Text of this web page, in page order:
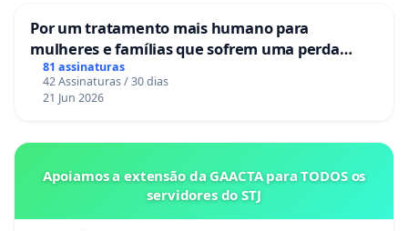
Por um tratamento mais humano para
mulheres e famílias que sofrem uma perda
gestacional nos hospitais portugueses
81 assinaturas
42 Assinaturas / 30 dias
21 Jun 2026
Apoiamos a extensão da GAACTA para TODOS os
servidores do STJ